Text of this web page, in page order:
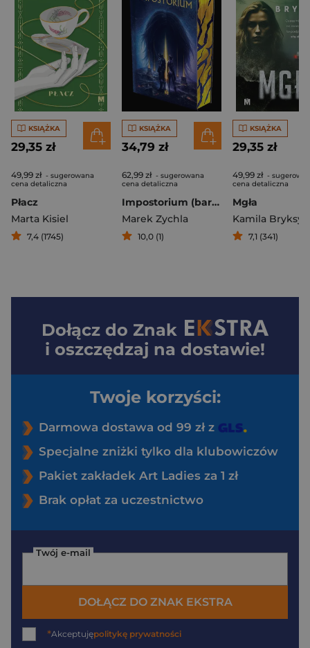
KSIĄŻKA
29,35 zł
49,99 zł - sugerowana
cena detaliczna
Płacz
Marta Kisiel
7,4 (1745)
KSIĄŻKA
34,79 zł
62,99 zł - sugerowana
cena detaliczna
Impostorium (barwione brzegi)
Marek Zychla
10,0 (1)
KSIĄŻKA
29,35 zł
49,99 zł -
cena detaliczna
Mgła
Kamila Bryksy
7,1 (341)
Dołącz do Znak
i oszczędzaj na dostawie!
Twoje korzyści:
Darmowa dostawa od 99 zł z
Specjalne zniżki tylko dla klubowiczów
Pakiet zakładek Art Ladies za 1 zł
Brak opłat za uczestnictwo
Twój e-mail
DOŁĄCZ DO ZNAK EKSTRA
*Akceptujępolitykę prywatności